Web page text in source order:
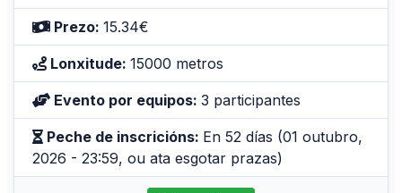
Prezo: 15.34€
Lonxitude: 15000 metros
Evento por equipos: 3 participantes
Peche de inscricións: En 52 días (01 outubro,
2026 - 23:59, ou ata esgotar prazas)